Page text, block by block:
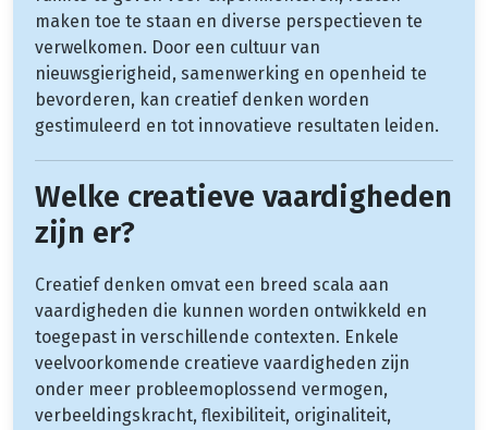
maken toe te staan en diverse perspectieven te
verwelkomen. Door een cultuur van
nieuwsgierigheid, samenwerking en openheid te
bevorderen, kan creatief denken worden
gestimuleerd en tot innovatieve resultaten leiden.
Welke creatieve vaardigheden
zijn er?
Creatief denken omvat een breed scala aan
vaardigheden die kunnen worden ontwikkeld en
toegepast in verschillende contexten. Enkele
veelvoorkomende creatieve vaardigheden zijn
onder meer probleemoplossend vermogen,
verbeeldingskracht, flexibiliteit, originaliteit,